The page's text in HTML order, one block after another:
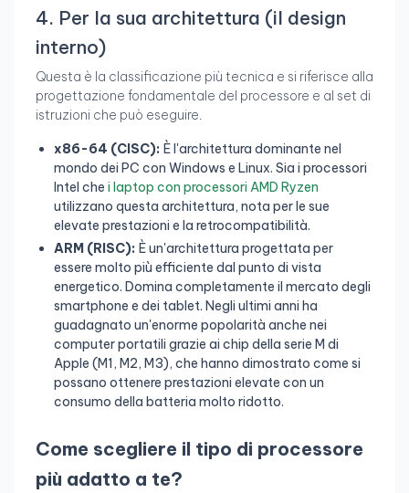
4. Per la sua architettura (il design
interno)
Questa è la classificazione più tecnica e si riferisce alla
progettazione fondamentale del processore e al set di
istruzioni che può eseguire.
x86-64 (CISC): È l'architettura dominante nel
mondo dei PC con Windows e Linux. Sia i processori
Intel che i laptop con processori AMD Ryzen
utilizzano questa architettura, nota per le sue
elevate prestazioni e la retrocompatibilità.
ARM (RISC): È un'architettura progettata per
essere molto più efficiente dal punto di vista
energetico. Domina completamente il mercato degli
smartphone e dei tablet. Negli ultimi anni ha
guadagnato un'enorme popolarità anche nei
computer portatili grazie ai chip della serie M di
Apple (M1, M2, M3), che hanno dimostrato come si
possano ottenere prestazioni elevate con un
consumo della batteria molto ridotto.
Come scegliere il tipo di processore
più adatto a te?